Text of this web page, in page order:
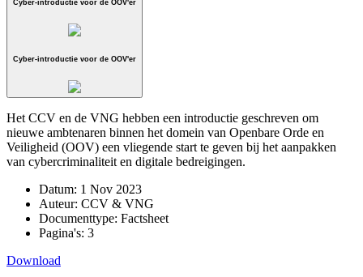
Cyber-introductie voor de OOV'er
Cyber-introductie voor de OOV'er
Het CCV en de VNG hebben een introductie geschreven om
nieuwe ambtenaren binnen het domein van Openbare Orde en
Veiligheid (OOV) een vliegende start te geven bij het aanpakken
van cybercriminaliteit en digitale bedreigingen.
Datum: 1 Nov 2023
Auteur: CCV & VNG
Documenttype: Factsheet
Pagina's: 3
Download